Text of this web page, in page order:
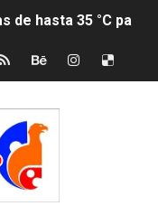
de hasta 35 °C para
dónde puede
el euro subió a